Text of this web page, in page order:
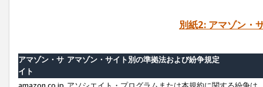
別紙2: アマゾン・
アマゾン・サ
イト
アマゾン・サイト別の準拠法および紛争規定